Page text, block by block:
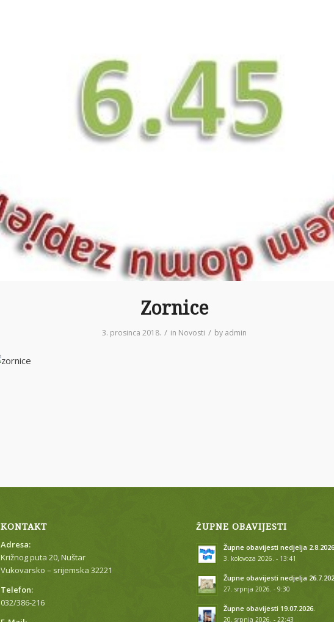
Zornice
3. prosinca 2018. / in Novosti / by admin
KONTAKT
Adresa:
Križnog puta 20, Nuštar
Vukovarsko – srijemska 32221
Telefon:
032/386-216
ŽUPNE OBAVIJESTI
Župne obavijesti nedjelja 2.8.2026.
3. kolovoza 2026. - 13:41
Župne obavijesti nedjelja
27. srpnja 2026. - 9:30
Župne obavijesti 19.07.2026.
20. srpnja 2026. - 22:43